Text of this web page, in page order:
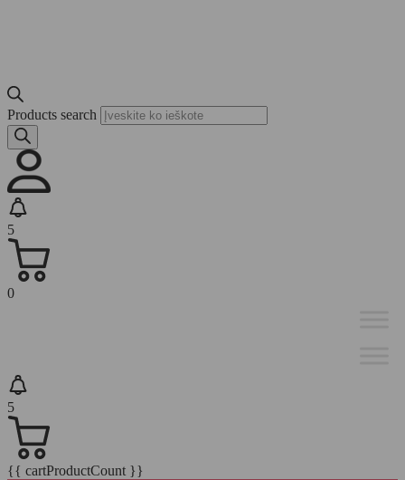
Products search
5
0
5
{{ cartProductCount }}